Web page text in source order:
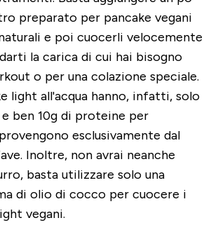
preparato per pancake vegani
e poi cuocerli velocemente
la carica di cui hai bisogno
o per una colazione speciale.
light all'acqua hanno, infatti, solo
ben 10g di proteine per
esclusivamente dal
Inoltre, non avrai neanche
basta utilizzare solo una
di olio di cocco per cuocere i
vegani.